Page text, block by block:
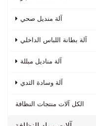
آلة منديل صحي
آلة بطانة اللباس الداخلي
آلة مناديل مبللة
آلة وسادة الثدي
الكل آلات منتجات النظافة